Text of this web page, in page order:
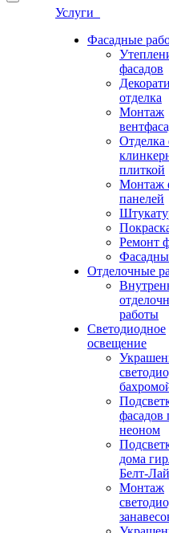
Услуги
Фасадные
фасадов
отделка
Монтаж
Отделка
плиткой
Монтаж
панелей
Ремонт
Отделочные
работы
Светодиодное
освещение
фасадов
неоном
дома
Белт-
Монтаж